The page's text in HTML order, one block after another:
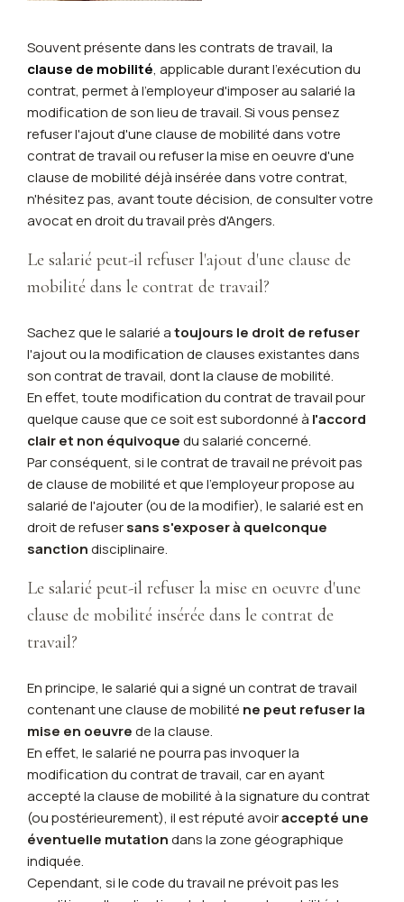
Souvent présente dans les contrats de travail, la
clause de mobilité, applicable durant l'exécution du
contrat, permet à l'employeur d'imposer au salarié la
modification de son lieu de travail. Si vous pensez
refuser l'ajout d'une clause de mobilité dans votre
contrat de travail ou refuser la mise en oeuvre d'une
clause de mobilité déjà insérée dans votre contrat,
n'hésitez pas, avant toute décision, de consulter votre
avocat en droit du travail près d'Angers.
Le salarié peut-il refuser l'ajout d'une clause de
mobilité dans le contrat de travail?
Sachez que le salarié atoujours le droit de refuser
l'ajout ou la modification de clauses existantes dans
son contrat de travail, dont la clause de mobilité.
En effet, toute modification du contrat de travail pour
quelque cause que ce soit est subordonné à l'accord
clair et non équivoquedu salarié concerné.
Par conséquent, si le contrat de travail ne prévoit pas
de clause de mobilité et que l'employeur propose au
salarié de l'ajouter (ou de la modifier), le salarié est en
droit de refusersans s'exposer à quelconque
sanctiondisciplinaire.
Le salarié peut-il refuser la mise en oeuvre d'une
clause de mobilité insérée dans le contrat de
travail?
En principe, le salarié qui a signé un contrat de travail
contenant une clause de mobilité ne peut refuser la
mise en oeuvrede la clause.
En effet, le salarié ne pourra pas invoquer la
modification du contrat de travail, car en ayant
accepté la clause de mobilité à la signature du contrat
(ou postérieurement), il est réputé avoiraccepté une
éventuelle mutationdans la zone géographique
indiquée.
Cependant, si le code du travail ne prévoit pas les